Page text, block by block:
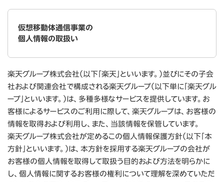
仮想移動体通信事業の
個人情報の取扱い
楽天グループ株式会社（以下「楽天」といいます。）並びにその子会
社および関連会社で構成される楽天グループ（以下単に「楽天グル
ープ」といいます。）は、多種多様なサービスを提供しています。お
客様によるサービスのご利用に際して、楽天グループは、お客様の
情報を取得および利用し、また、当該情報を保管しています。
楽天グループ株式会社が定めるこの個人情報保護方針（以下「本
方針」といいます。）は、本方針を採用する楽天グループの会社が
お客様の個人情報を取得して取扱う目的および方法を明らかに
し、個人情報に関するお客様の権利について理解を深めていただ